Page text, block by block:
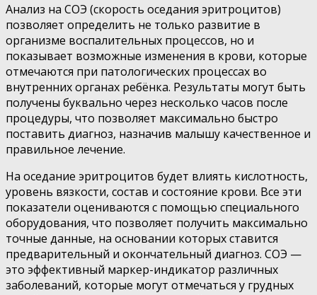
Анализ на СОЭ (скорость оседания эритроцитов)
позволяет определить не только развитие в
организме воспалительных процессов, но и
показывает возможные изменения в крови, которые
отмечаются при патологических процессах во
внутренних органах ребёнка. Результаты могут быть
получены буквально через несколько часов после
процедуры, что позволяет максимально быстро
поставить диагноз, назначив малышу качественное и
правильное лечение.
На оседание эритроцитов будет влиять кислотность,
уровень вязкости, состав и состояние крови. Все эти
показатели оцениваются с помощью специального
оборудования, что позволяет получить максимально
точные данные, на основании которых ставится
предварительный и окончательный диагноз. СОЭ —
это эффективный маркер-индикатор различных
заболеваний, которые могут отмечаться у грудных